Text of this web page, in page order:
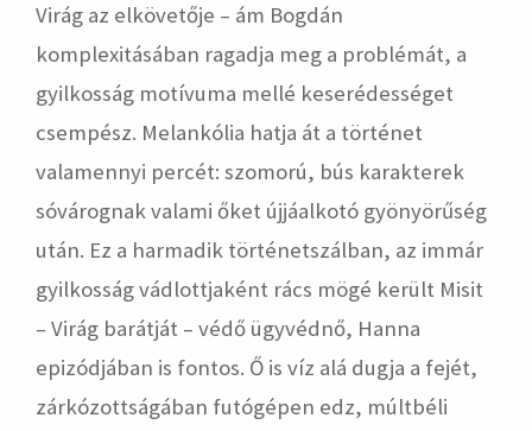
Virág az elkövetője – ám Bogdán
komplexitásában ragadja meg a problémát, a
gyilkosság motívuma mellé keserédességet
csempész. Melankólia hatja át a történet
valamennyi percét: szomorú, bús karakterek
sóvárognak valami őket újjáalkotó gyönyörűség
után. Ez a harmadik történetszálban, az immár
gyilkosság vádlottjaként rács mögé került Misit
– Virág barátját – védő ügyvédnő, Hanna
epizódjában is fontos. Ő is víz alá dugja a fejét,
zárkózottságában futógépen edz, múltbéli